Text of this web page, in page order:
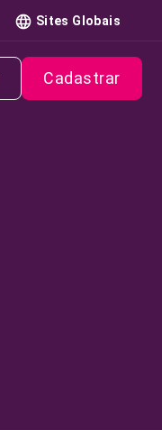
Sites Globais
Cadastrar